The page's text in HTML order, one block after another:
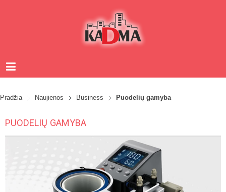
Pradžia Naujienos Business Puodelių gamyba
PUODELIŲ GAMYBA